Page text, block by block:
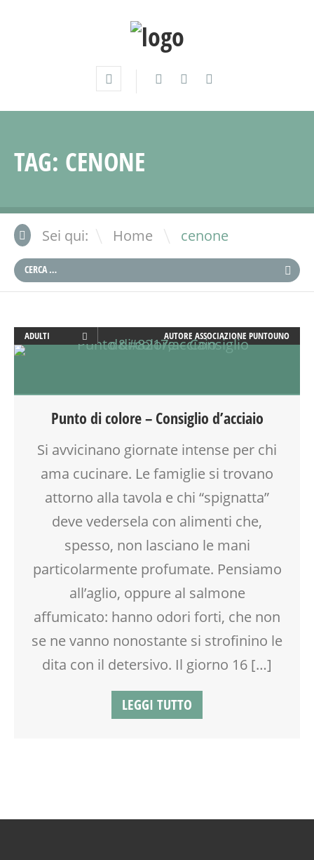
TAG: CENONE
Sei qui: Home \ cenone
ADULTI
CUCINA
GENITORI
NONNI
SOCIALIZZAZIONE
TEMPO LIBERO
AUTORE ASSOCIAZIONE PUNTOUNO
Punto di colore – Consiglio d’acciaio
Si avvicinano giornate intense per chi
ama cucinare. Le famiglie si trovano
attorno alla tavola e chi “spignatta”
deve vedersela con alimenti che,
spesso, non lasciano le mani
particolarmente profumate. Pensiamo
all’aglio, oppure al salmone
affumicato: hanno odori forti, che non
se ne vanno nonostante si strofinino le
dita con il detersivo. Il giorno 16 […]
LEGGI TUTTO